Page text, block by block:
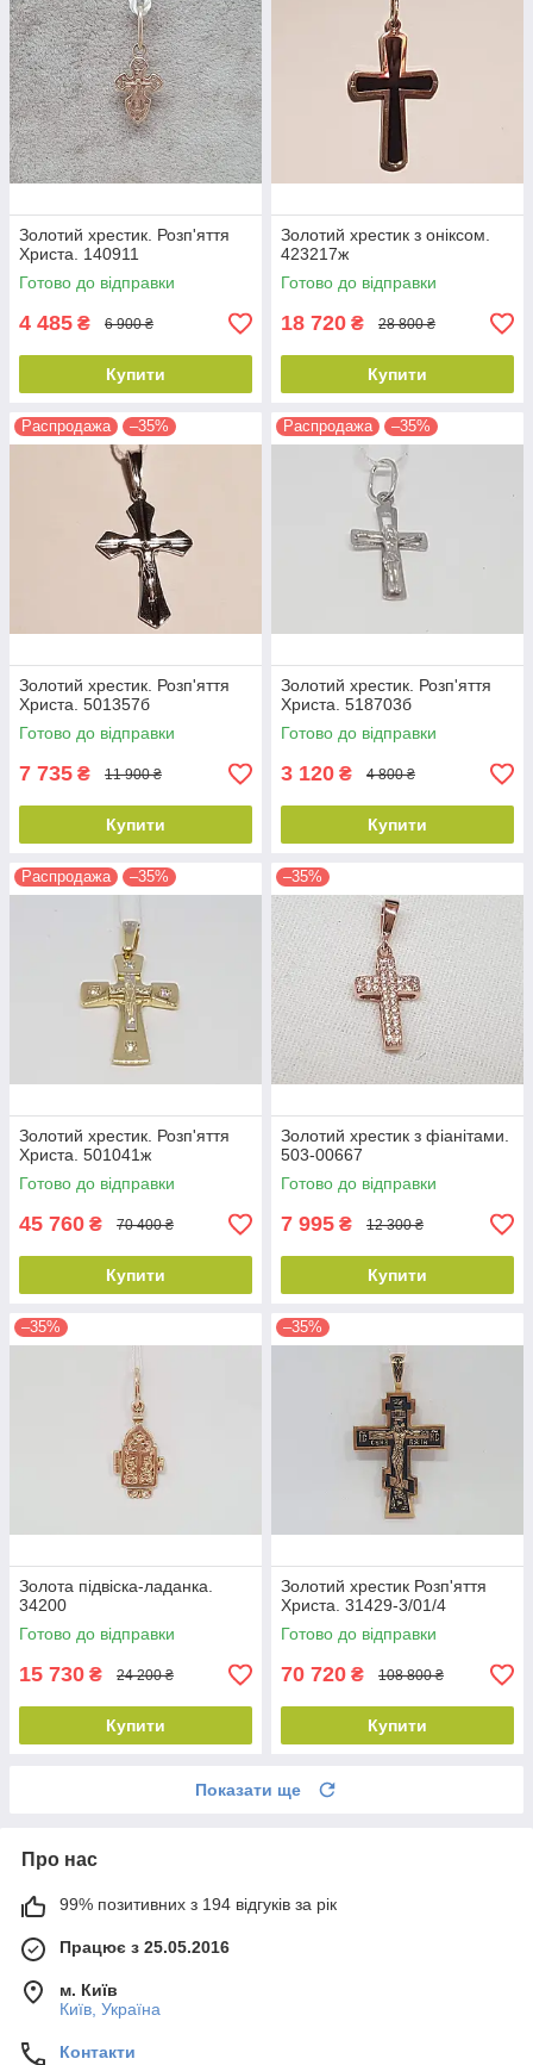
Золотий хрестик. Розп'яття
Христа. 140911
Готово до відправки
4 485 ₴ 6 900 ₴
Купити
Золотий хрестик з оніксом.
423217ж
Готово до відправки
18 720 ₴ 28 800 ₴
Купити
Распродажа –35%
Золотий хрестик. Розп'яття
Христа. 501357б
Готово до відправки
7 735 ₴ 11 900 ₴
Купити
Распродажа –35%
Золотий хрестик. Розп'яття
Христа. 518703б
Готово до відправки
3 120 ₴ 4 800 ₴
Купити
Распродажа –35%
Золотий хрестик. Розп'яття
Христа. 501041ж
Готово до відправки
45 760 ₴ 70 400 ₴
Купити
–35%
Золотий хрестик з фіанітами.
503-00667
Готово до відправки
7 995 ₴ 12 300 ₴
Купити
–35%
Золота підвіска-ладанка.
34200
Готово до відправки
15 730 ₴ 24 200 ₴
Купити
–35%
Золотий хрестик Розп'яття
Христа. 31429-3/01/4
Готово до відправки
70 720 ₴ 108 800 ₴
Купити
Показати ще
Про нас
99% позитивних з 194 відгуків за рік
Працює з 25.05.2016
м. Київ
Київ, Україна
Контакти